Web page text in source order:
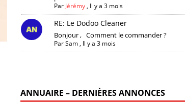
Par Jérémy, Il y a 3 mois
RE: Le Dodoo Cleaner
Bonjour , Comment le commander ?
ParSam, Il y a 3 mois
ANNUAIRE – DERNIÈRES ANNONCES